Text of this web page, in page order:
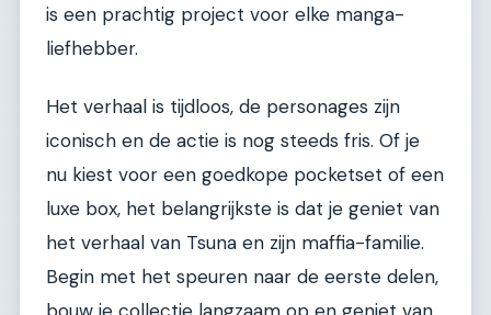
is een prachtig project voor elke manga-
liefhebber.
Het verhaal is tijdloos, de personages zijn
iconisch en de actie is nog steeds fris. Of je
nu kiest voor een goedkope pocketset of een
luxe box, het belangrijkste is dat je geniet van
het verhaal van Tsuna en zijn maffia-familie.
Begin met het speuren naar de eerste delen,